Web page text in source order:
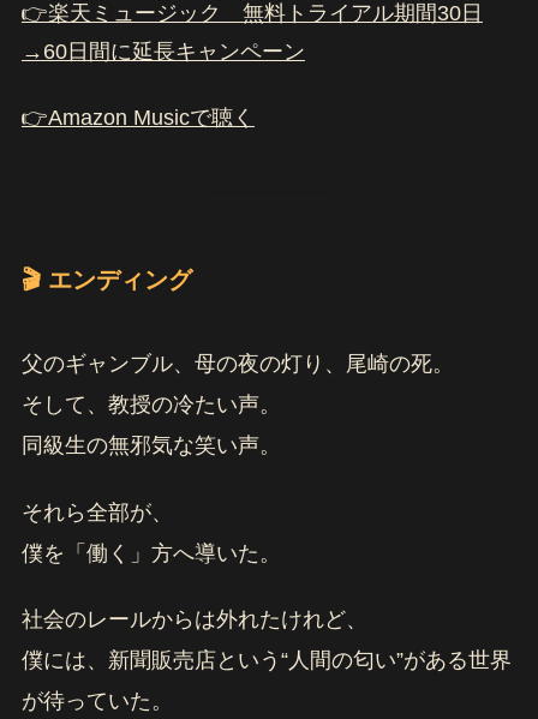
👉楽天ミュージック 無料トライアル期間30日
→60日間に延長キャンペーン
👉Amazon Musicで聴く
🎬 エンディング
父のギャンブル、母の夜の灯り、尾崎の死。
そして、教授の冷たい声。
同級生の無邪気な笑い声。
それら全部が、
僕を「働く」方へ導いた。
社会のレールからは外れたけれど、
僕には、新聞販売店という“人間の匂い”がある世界
が待っていた。